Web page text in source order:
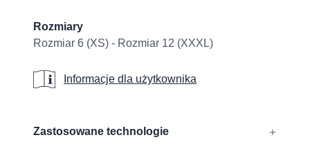
Rozmiary
Rozmiar 6 (XS) - Rozmiar 12 (XXXL)
Informacje dla użytkownika
Informacje dla użytkownika
Zastosowane technologie